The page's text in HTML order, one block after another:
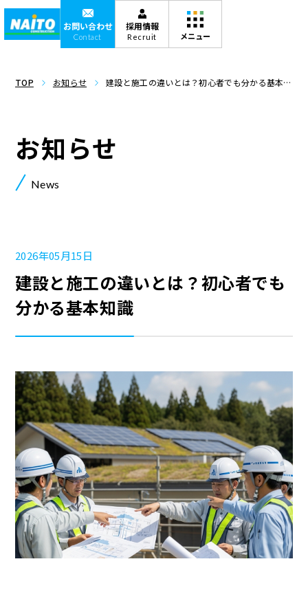
お問い合わせ
Contact
採用情報
Recruit
TOP お知らせ
建設と施工の違いとは？初心者でも分かる基本知
News
お知らせ
2026年05月15日
建設と施工の違いとは？初心者でも
分かる基本知識